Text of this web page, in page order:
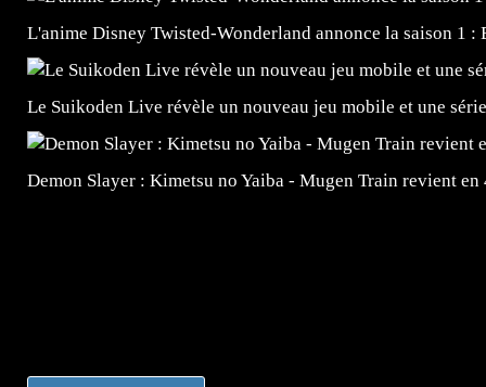
L'anime Disney Twisted-Wonderland annonce la saison 1
Le Suikoden Live révèle un nouveau jeu mobile et une
Demon Slayer : Kimetsu no Yaiba - Mugen Train revient en